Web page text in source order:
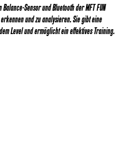
Sensor und Bluetooth der MFT FUN
erkennen und zu analysieren. Sie gibt eine
Level und ermöglicht ein effektives Training.